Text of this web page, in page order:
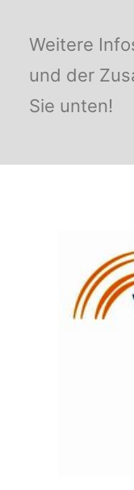
Weitere
und der
Sie unten!